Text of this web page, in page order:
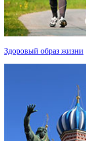
Здоровый образ жизни